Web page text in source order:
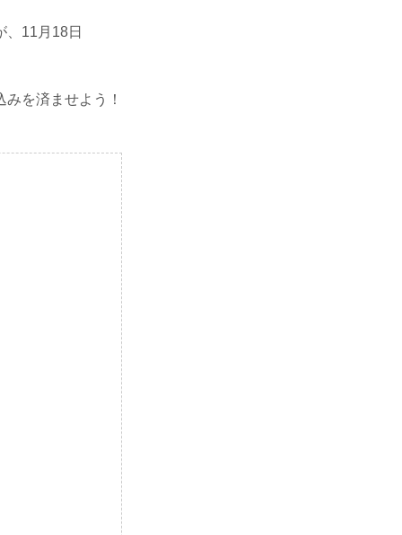
、11月18日
を済ませよう！